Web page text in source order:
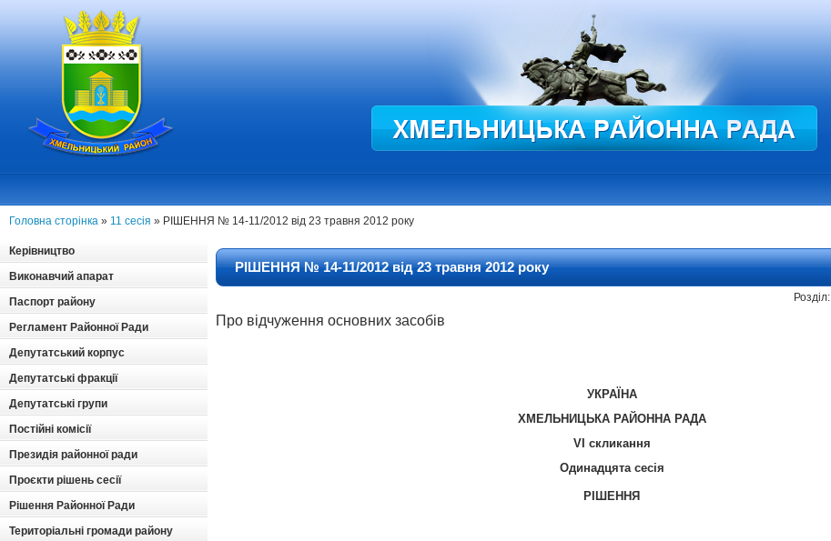
Головна сторінка » 11 сесія » РІШЕННЯ № 14-11/2012 від 23 травня 2012 року
Керівництво
Виконавчий апарат
Паспорт району
Регламент Районної Ради
Депутатський корпус
Депутатські фракції
Депутатські групи
Постійні комісії
Президія районної ради
Проєкти рішень сесії
Рішення Районної Ради
Територіальні громади району
РІШЕННЯ № 14-11/2012 від 23 травня 2012 року
Розділ:
Про відчуження основних засобів
УКРАЇНА
ХМЕЛЬНИЦЬКА РАЙОННА РАДА
VІ скликання
Одинадцята сесія
РІШЕННЯ